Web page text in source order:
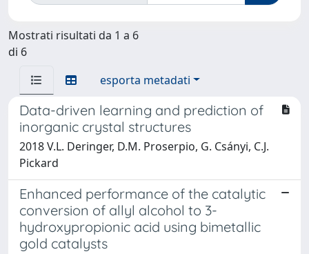
Mostrati risultati da 1 a 6
di 6
esporta metadati
Data-driven learning and prediction of
inorganic crystal structures
2018 V.L. Deringer, D.M. Proserpio, G. Csányi, C.J.
Pickard
Enhanced performance of the catalytic
conversion of allyl alcohol to 3-
hydroxypropionic acid using bimetallic
gold catalysts